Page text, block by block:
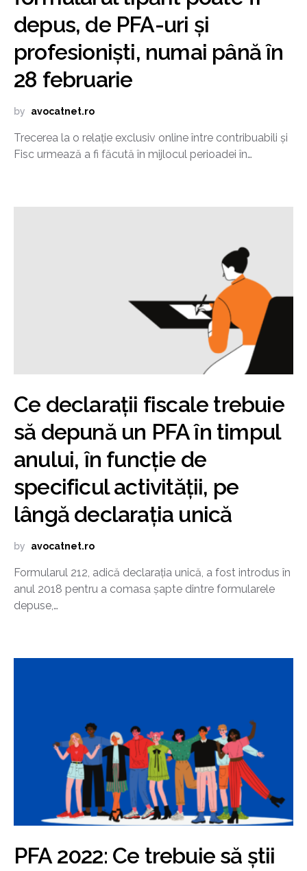
depus, de PFA-uri și
profesioniști, numai până în
28 februarie
by avocatnet.ro
Trecerea la o relație exclusiv online între contribuabili și
Fisc urmează a fi făcută în mijlocul perioadei în…
Ce declarații fiscale trebuie
să depună un PFA în timpul
anului, în funcție de
specificul activității, pe
lângă declarația unică
by avocatnet.ro
Formularul 212, adică declarația unică, a fost introdus în
anul 2018 pentru a comasa șapte dintre formularele
depuse,…
PFA 2022: Ce trebuie să știi